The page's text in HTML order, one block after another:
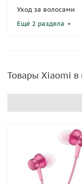
Уход за волосами
Ещё 2 раздела
Товары Xiaomi